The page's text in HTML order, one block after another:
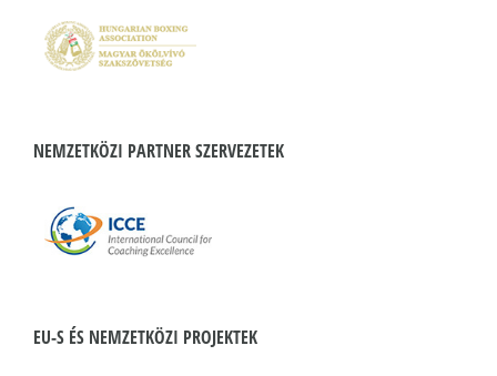
NEMZETKÖZI PARTNER SZERVEZETEK
EU-S ÉS NEMZETKÖZI PROJEKTEK